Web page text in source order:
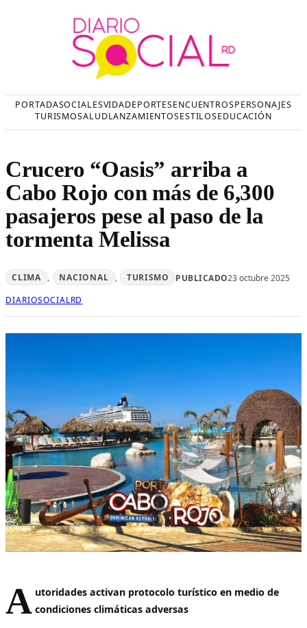
PORTADASOCIALESVIDADEPORTESENCUENTROSPERSONAJES
TURISMOSALUDLANZAMIENTOSESTILOSEDUCACIÓN
Crucero “Oasis” arriba a
Cabo Rojo con más de 6,300
pasajeros pese al paso de la
tormenta Melissa
CLIMA , NACIONAL , TURISMO PUBLICADO23 octubre 2025
DIARIOSOCIALRD
A utoridades activan protocolo turístico en medio de
condiciones climáticas adversas